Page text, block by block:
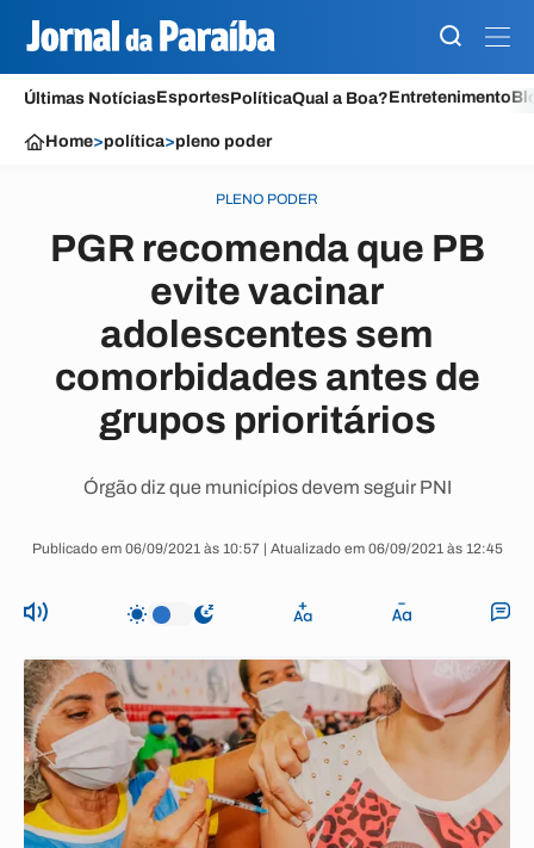
Últimas NotíciasEsportesPolíticaQual a Boa?Entretenimento
Home>política>pleno poder
PLENO PODER
PGR recomenda que PB
evite vacinar
adolescentes sem
comorbidades antes de
grupos prioritários
Órgão diz que municípios devem seguir PNI
Publicado em 06/09/2021 às 10:57 | Atualizado em 06/09/2021 às 12:45